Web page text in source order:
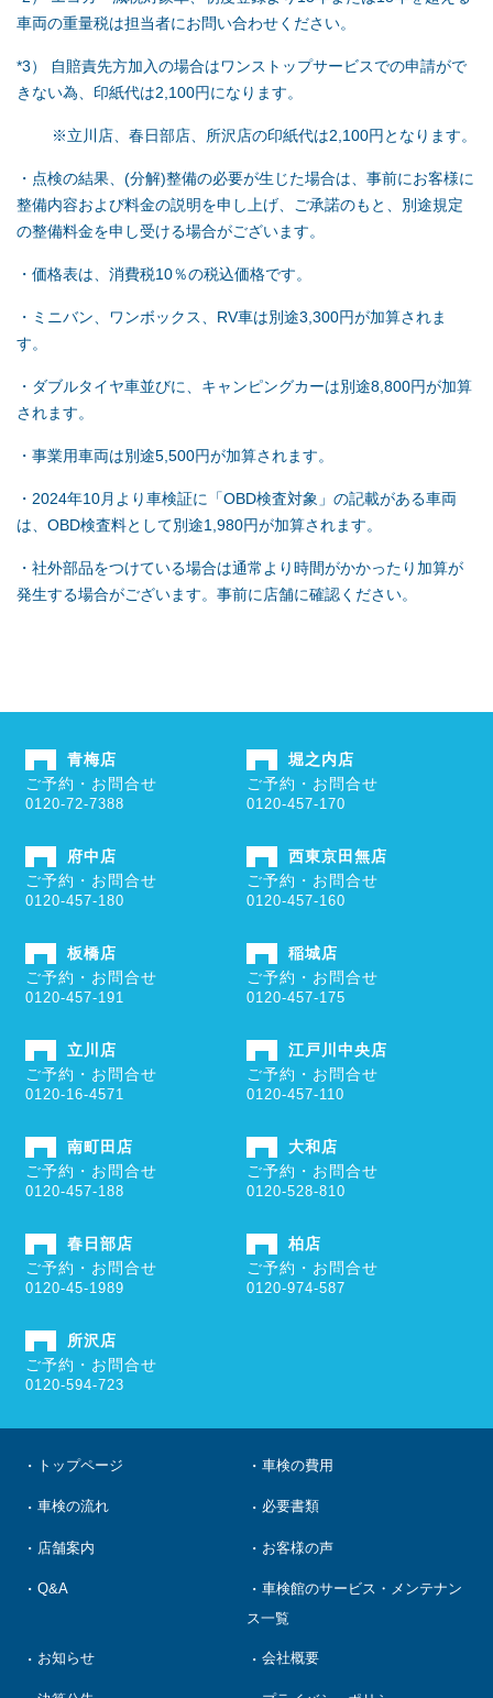
車両の重量税は担当者にお問い合わせください。
*3） 自賠責先方加入の場合はワンストップサービスでの申請がで
きない為、印紙代は2,100円になります。
※立川店、春日部店、所沢店の印紙代は2,100円となります。
・点検の結果、(分解)整備の必要が生じた場合は、事前にお客様に
整備内容および料金の説明を申し上げ、ご承諾のもと、別途規定
の整備料金を申し受ける場合がございます。
・価格表は、消費税10％の税込価格です。
・ミニバン、ワンボックス、RV車は別途3,300円が加算されま
す。
・ダブルタイヤ車並びに、キャンピングカーは別途8,800円が加算
されます。
・事業用車両は別途5,500円が加算されます。
・2024年10月より車検証に「OBD検査対象」の記載がある車両
は、OBD検査料として別途1,980円が加算されます。
・社外部品をつけている場合は通常より時間がかかったり加算が
発生する場合がございます。事前に店舗に確認ください。
青梅店
ご予約・お問合せ
0120-72-7388
堀之内店
ご予約・お問合せ
0120-457-170
府中店
ご予約・お問合せ
0120-457-180
西東京田無店
ご予約・お問合せ
0120-457-160
板橋店
ご予約・お問合せ
0120-457-191
稲城店
ご予約・お問合せ
0120-457-175
立川店
ご予約・お問合せ
0120-16-4571
江戸川中央店
ご予約・お問合せ
0120-457-110
南町田店
ご予約・お問合せ
0120-457-188
大和店
ご予約・お問合せ
0120-528-810
春日部店
ご予約・お問合せ
0120-45-1989
柏店
ご予約・お問合せ
0120-974-587
所沢店
ご予約・お問合せ
0120-594-723
トップページ 車検の費用
車検の流れ 必要書類
店舗案内 お客様の声
Q&A
車検館のサービス・メンテナン
ス一覧
お知らせ 会社概要